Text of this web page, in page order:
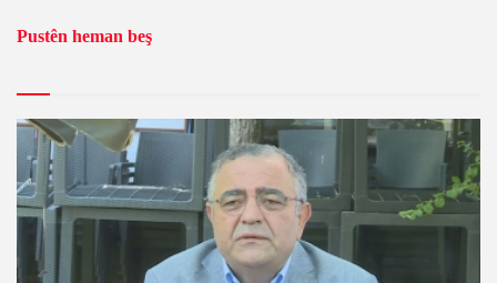
Pustên heman beş